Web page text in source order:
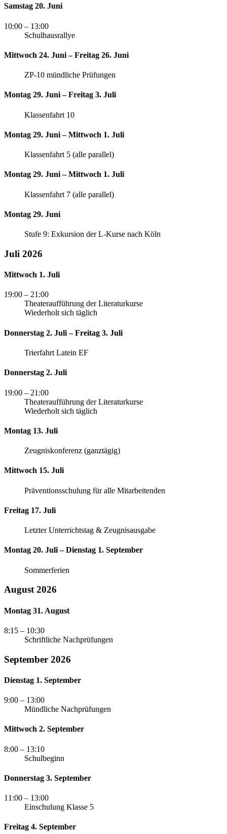
Samstag 20. Juni
10:00 – 13:00
Schulhausrallye
Mittwoch 24. Juni – Freitag 26. Juni
ZP-10 mündliche Prüfungen
Montag 29. Juni – Freitag 3. Juli
Klassenfahrt 10
Montag 29. Juni – Mittwoch 1. Juli
Klassenfahrt 5 (alle parallel)
Montag 29. Juni – Mittwoch 1. Juli
Klassenfahrt 7 (alle parallel)
Montag 29. Juni
Stufe 9: Exkursion der L-Kurse nach Köln
Juli 2026
Mittwoch 1. Juli
19:00 – 21:00
Theateraufführung der Literaturkurse
Wiederholt sich täglich
Donnerstag 2. Juli – Freitag 3. Juli
Trierfahrt Latein EF
Donnerstag 2. Juli
19:00 – 21:00
Theateraufführung der Literaturkurse
Wiederholt sich täglich
Montag 13. Juli
Zeugniskonferenz (ganztägig)
Mittwoch 15. Juli
Präventionsschulung für alle Mitarbeitenden
Freitag 17. Juli
Letzter Unterrichtstag & Zeugnisausgabe
Montag 20. Juli – Dienstag 1. September
Sommerferien
August 2026
Montag 31. August
8:15 – 10:30
Schriftliche Nachprüfungen
September 2026
Dienstag 1. September
9:00 – 13:00
Mündliche Nachprüfungen
Mittwoch 2. September
8:00 – 13:10
Schulbeginn
Donnerstag 3. September
11:00 – 13:00
Einschulung Klasse 5
Freitag 4. September